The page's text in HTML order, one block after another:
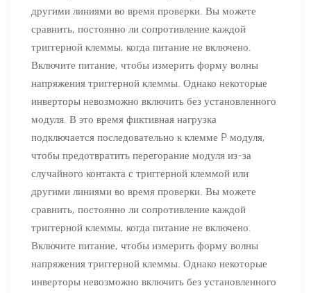
другими линиями во время проверки. Вы можете
сравнить, постоянно ли сопротивление каждой
триггерной клеммы, когда питание не включено.
Включите питание, чтобы измерить форму волны
напряжения триггерной клеммы. Однако некоторые
инверторы невозможно включить без установленного
модуля. В это время фиктивная нагрузка
подключается последовательно к клемме P модуля,
чтобы предотвратить перегорание модуля из-за
случайного контакта с триггерной клеммой или
другими линиями во время проверки. Вы можете
сравнить, постоянно ли сопротивление каждой
триггерной клеммы, когда питание не включено.
Включите питание, чтобы измерить форму волны
напряжения триггерной клеммы. Однако некоторые
инверторы невозможно включить без установленного